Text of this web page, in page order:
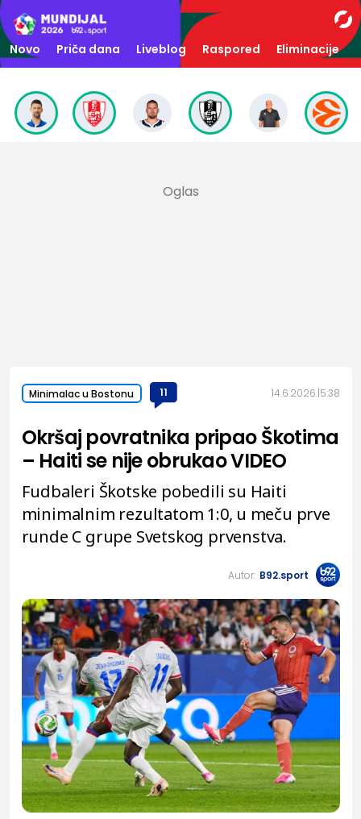
Novo Priča dana Liveblog Raspored Eliminacije
Minimalac u Bostonu 11 14.6.2026. 5:38
Okršaj povratnika pripao Škotima
– Haiti se nije obrukao VIDEO
Fudbaleri Škotske pobedili su Haiti
minimalnim rezultatom 1:0, u meču prve
runde C grupe Svetskog prvenstva.
Autor: B92.sport